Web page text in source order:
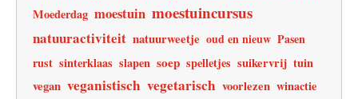
Moederdag moestuin moestuincursus
natuuractiviteit natuurweetje oud en nieuw Pasen
rust sinterklaas slapen soep spelletjes suikervrij tuin
vegan veganistisch vegetarisch voorlezen winactie